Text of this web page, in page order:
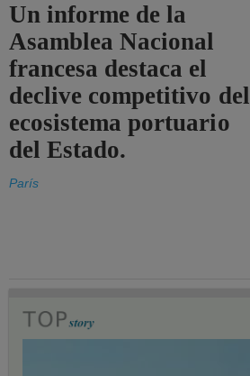
Un informe de la
Asamblea Nacional
francesa destaca el
declive competitivo del
ecosistema portuario
del Estado.
París